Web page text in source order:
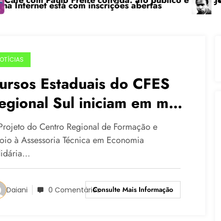
está com inscrições abertas
Estaduais do CFES
Sul iniciam em maio
até julho de 2015
do Centro Regional de Formação e
à Assessoria Técnica em Economia
Daiani 0 ComentáriosConsulte Mais Informação